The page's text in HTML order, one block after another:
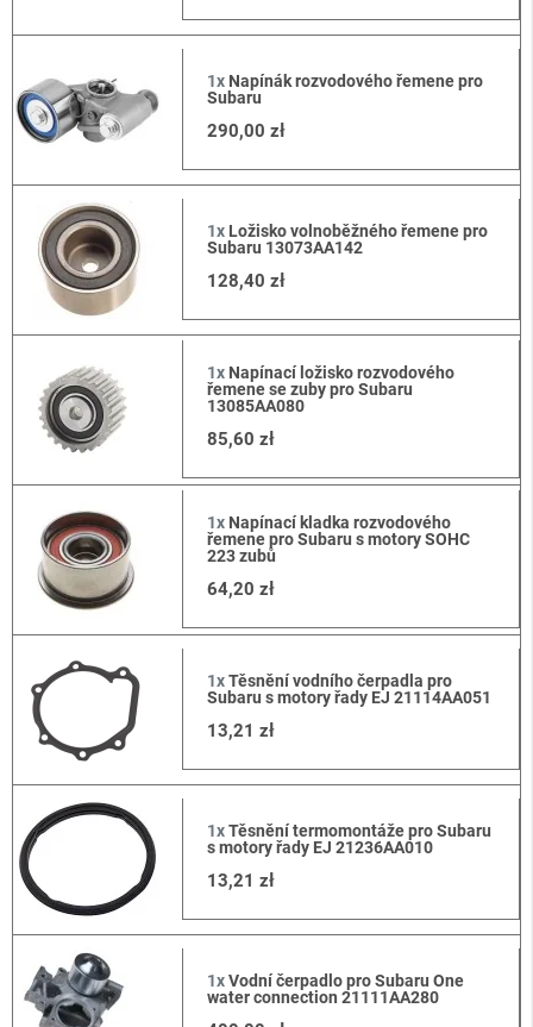
1xNapínák rozvodového řemene pro
Subaru
290,00 zł
1xLožisko volnoběžného řemene pro
Subaru 13073AA142
128,40 zł
1xNapínací ložisko rozvodového
řemene se zuby pro Subaru
13085AA080
85,60 zł
1xNapínací kladka rozvodového
řemene pro Subaru s motory SOHC
223 zubů
64,20 zł
1xTěsnění vodního čerpadla pro
Subaru s motory řady EJ 21114AA051
13,21 zł
1xTěsnění termomontáže pro Subaru
s motory řady EJ 21236AA010
13,21 zł
1xVodní čerpadlo pro Subaru One
water connection 21111AA280